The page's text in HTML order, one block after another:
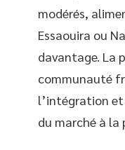
modérés,
Essaouira ou
davantage. La
communauté
l’intégration
du marché à la